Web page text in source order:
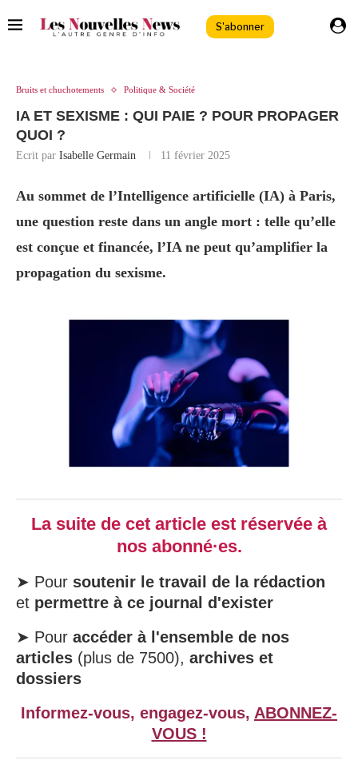
S'abonner
Bruits et chuchotements Politique & Société
IA ET SEXISME : QUI PAIE ? POUR PROPAGER
QUOI ?
Ecrit par Isabelle Germain 11 février 2025
Au sommet de l’Intelligence artificielle (IA) à Paris,
une question reste dans un angle mort : telle qu’elle
est conçue et financée, l’IA ne peut qu’amplifier la
propagation du sexisme.
La suite de cet article est réservée à
nos abonné·es.
➤ Pour soutenir le travail de la rédaction
et permettre à ce journal d'exister
➤ Pour accéder à l'ensemble de nos
articles (plus de 7500), archives et
dossiers
Informez-vous, engagez-vous, ABONNEZ-
VOUS !